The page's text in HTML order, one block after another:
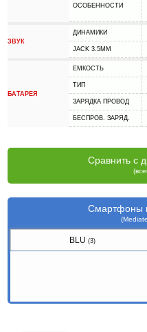
ОСОБЕННОСТИ
ЗВУК
ДИНАМИКИ
JACK 3.5MM
БАТАРЕЯ
ЕМКОСТЬ
ТИП
ЗАРЯДКА ПРОВОД
БЕСПРОВ. ЗАРЯД.
Сравнить с
Смартфоны
BLU(3)